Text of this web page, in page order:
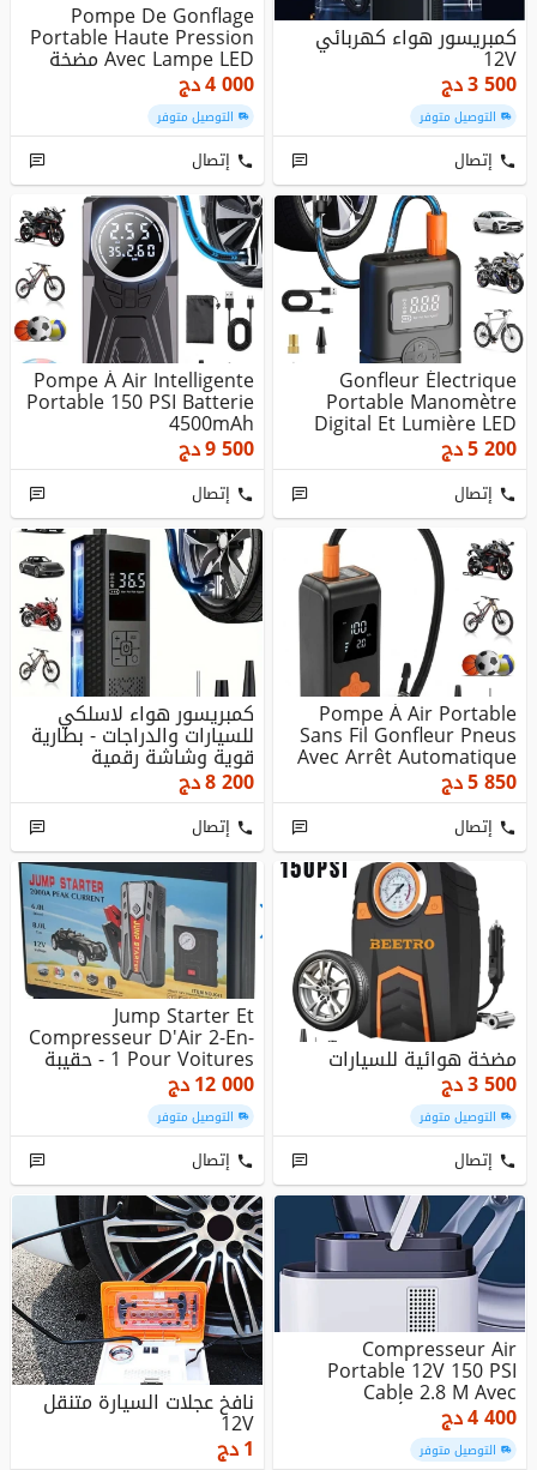
كمبريسور هواء كهربائي
12V
3 500دج
التوصيل متوفر
إتصال
Pompe De Gonflage
Portable Haute Pression
Avec Lampe LED مضخة
نفخ محم...
4 000دج
التوصيل متوفر
إتصال
Gonfleur Électrique
Portable Manomètre
Digital Et Lumière LED
5 200دج
إتصال
Pompe À Air Intelligente
Portable 150 PSI Batterie
4500mAh
9 500دج
إتصال
Pompe À Air Portable
Sans Fil Gonfleur Pneus
Avec Arrêt Automatique
5 850دج
إتصال
كمبريسور هواء لاسلكي
للسيارات والدراجات - بطارية
قوية وشاشة رقمية
8 200دج
إتصال
مضخة هوائية للسيارات
3 500دج
التوصيل متوفر
إتصال
Jump Starter Et
Compresseur D'Air 2-En-
1 Pour Voitures - حقيبة
جهاز تش...
12 000دج
التوصيل متوفر
إتصال
Compresseur Air
Portable 12V 150 PSI
Cable 2.8 M Avec
Éclairage LED ج...
4 400دج
التوصيل متوفر
نافخ عجلات السيارة متنقل
12V
1دج